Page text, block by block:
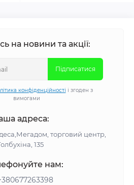
на новини та акції:
Підписатися
конфіденційності і згоден з
вимогами
адреса:
торговий центр,
135
нам: